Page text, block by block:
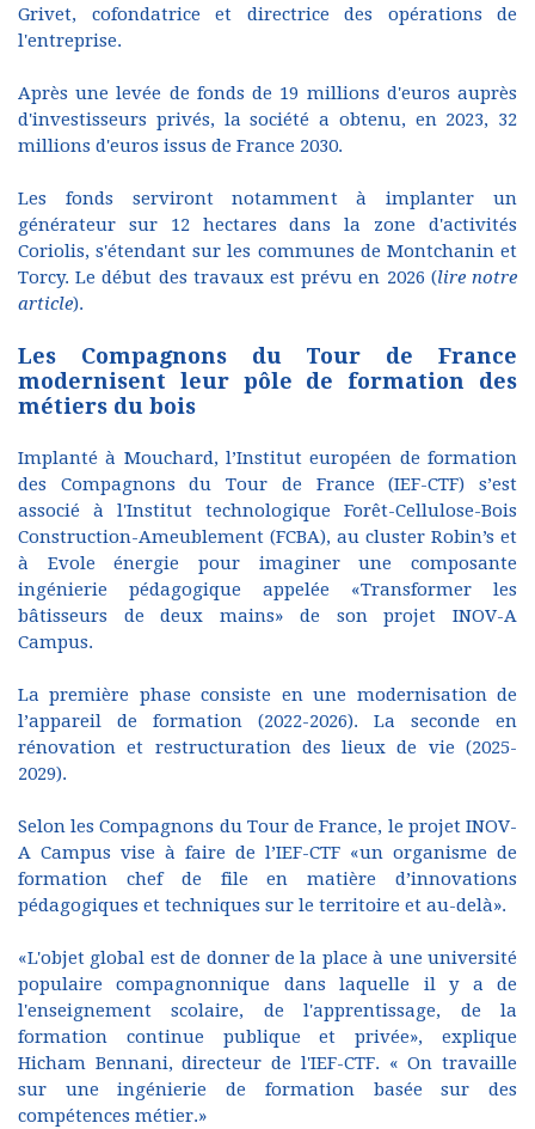
Grivet, cofondatrice et directrice des opérations de
l'entreprise.
Après une levée de fonds de 19 millions d'euros auprès
d'investisseurs privés, la société a obtenu, en 2023, 32
millions d'euros issus de France 2030.
Les fonds serviront notamment à implanter un
générateur sur 12 hectares dans la zone d'activités
Coriolis, s'étendant sur les communes de Montchanin et
Torcy. Le début des travaux est prévu en 2026 (lire notre
article).
Les Compagnons du Tour de France
modernisent leur pôle de formation des
métiers du bois
Implanté à Mouchard, l’Institut européen de formation
des Compagnons du Tour de France (IEF-CTF) s’est
associé à l'Institut technologique Forêt-Cellulose-Bois
Construction-Ameublement (FCBA), au cluster Robin’s et
à Evole énergie pour imaginer une composante
ingénierie pédagogique appelée «Transformer les
bâtisseurs de deux mains» de son projet INOV-A
Campus.
La première phase consiste en une modernisation de
l’appareil de formation (2022-2026). La seconde en
rénovation et restructuration des lieux de vie (2025-
2029).
Selon les Compagnons du Tour de France, le projet INOV-
A Campus vise à faire de l’IEF-CTF «un organisme de
formation chef de file en matière d’innovations
pédagogiques et techniques sur le territoire et au-delà».
«L'objet global est de donner de la place à une université
populaire compagnonnique dans laquelle il y a de
l'enseignement scolaire, de l'apprentissage, de la
formation continue publique et privée», explique
Hicham Bennani, directeur de l'IEF-CTF. « On travaille
sur une ingénierie de formation basée sur des
compétences métier.»